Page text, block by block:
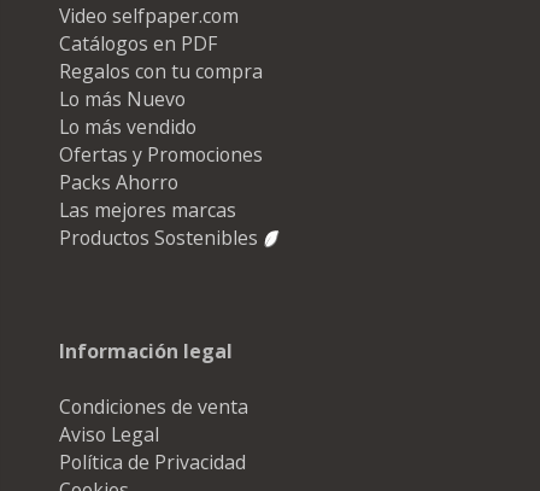
Video selfpaper.com
Catálogos en PDF
Regalos con tu compra
Lo más Nuevo
Lo más vendido
Ofertas y Promociones
Packs Ahorro
Las mejores marcas
Productos Sostenibles
Información legal
Condiciones de venta
Aviso Legal
Política de Privacidad